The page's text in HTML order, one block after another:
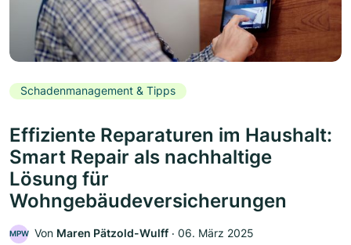
Schadenmanagement & Tipps
Effiziente Reparaturen im Haushalt:
Smart Repair als nachhaltige
Lösung für
Wohngebäudeversicherungen
MPW Von Maren Pätzold-Wulff ‧ 06. März 2025